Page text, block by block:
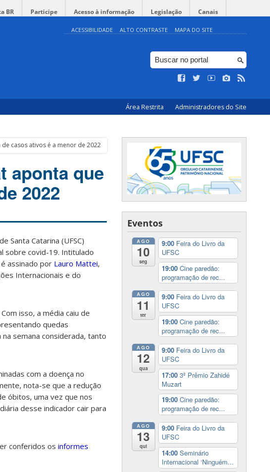
BR Participe Acesso à informação Legislação Canais
ACESSIBILIDADE ALTO CONTRASTE MAPA DO SITE
Área Restrita Administradores do Site
casos ativos é a menor de 2022
aponta que
2022
Santa Catarina (UFSC)
sobre covid-19. Intitulado
assinado por Lauro Mattei,
Internacionais e do
isso, a média caiu de
quedas
semana considerada, tanto
com a doença no
nota-se que a redução
óbitos, uma vez que nos
desse indicador cair para
conferidos os informes
Eventos
AGO
10
seg
9:00 Feira do Livro da
UFSC
19:00 Cine paredão:
programação de rec...
AGO
11
ter
9:00 Feira do Livro da
UFSC
19:00 Cine paredão:
programação de rec...
AGO
12
qua
9:00 Feira do Livro da
UFSC
17:00 3º Prêmio Zahidé
Muzart
19:00 Cine paredão:
programação de rec...
AGO
13
qui
9:00 Feira do Livro da
UFSC
14:00 Seminário
Internacional ‘Ninguém...